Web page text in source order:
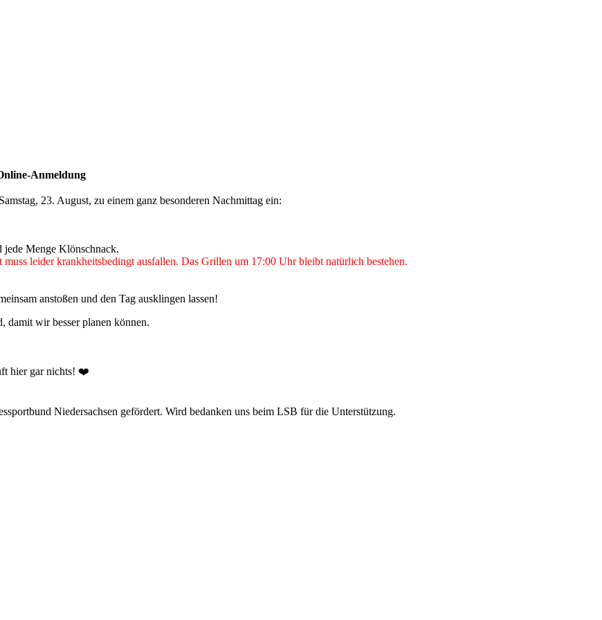
Anmeldung
23. August, zu einem ganz besonderen Nachmittag ein:
Menge Klönschnack.
leider krankheitsbedingt ausfallen. Das Grillen um 17:00 Uhr bleibt natürlich bestehen.
anstoßen und den Tag ausklingen lassen!
damit wir besser planen können.
hier gar nichts! ❤️
Niedersachsen gefördert. Wird bedanken uns beim LSB für die Unterstützung.